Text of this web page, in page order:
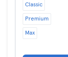
Classic
Premium
Max